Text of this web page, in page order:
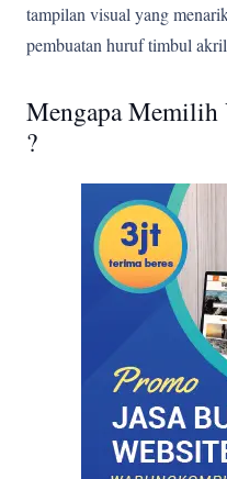
tampilan visual yang
pembuatan huruf timbul
Mengapa
?